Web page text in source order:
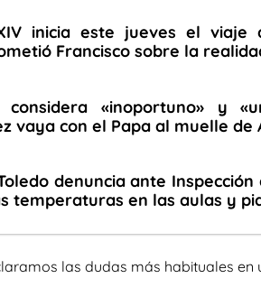
inicia este jueves el viaje
Francisco sobre la
considera «inoportuno» y
vaya con el Papa al muelle de
denuncia ante
temperaturas en las aulas y
las dudas más habituales en